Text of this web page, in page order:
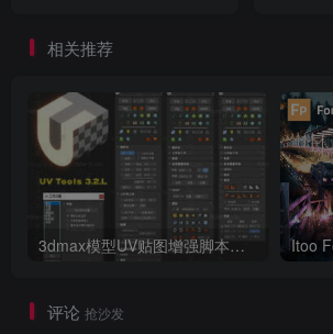
使用新的创建途径以更快的方法将源
提高可用性
使用“Solo模式”更快速地浏览界面，
进的摄像机排除，轻松优化和修改材质
Pack 7页面 。您可以在在文档中找到所有
相关推荐
3dmax模型UV贴图增强脚本插件工具UVTools 3.2L 汉化破解版 For 3dmax2014~2023
评论 抢沙发